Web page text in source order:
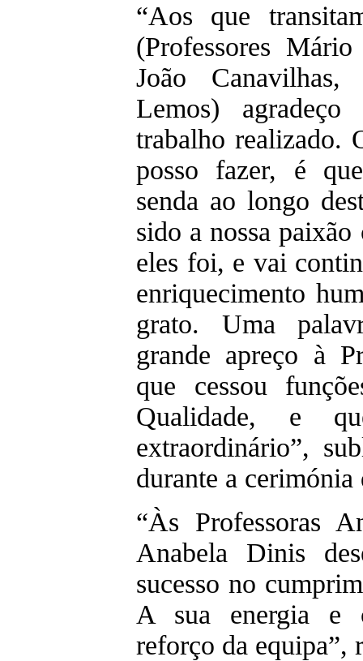
“Aos que
(Professores
João Canavilhas,
Lemos)
trabalho realizado.
posso fazer, é
senda ao longo
sido a nossa
eles foi, e vai
enriquecimento
grato. Uma
grande apreço à
que cessou
Qualidade, e
extraordinário”,
durante a cerimónia
“Às Professoras
Anabela Dinis
sucesso no
A sua energia e
reforço da